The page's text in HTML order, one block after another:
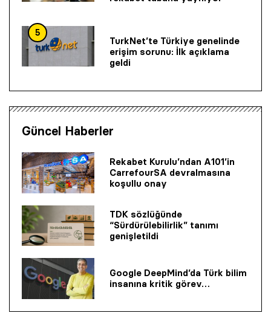
5
TurkNet’te Türkiye genelinde
erişim sorunu: İlk açıklama
geldi
Güncel Haberler
Rekabet Kurulu’ndan A101’in
CarrefourSA devralmasına
koşullu onay
TDK sözlüğünde
“Sürdürülebilirlik” tanımı
genişletildi
Google DeepMind’da Türk bilim
insanına kritik görev…